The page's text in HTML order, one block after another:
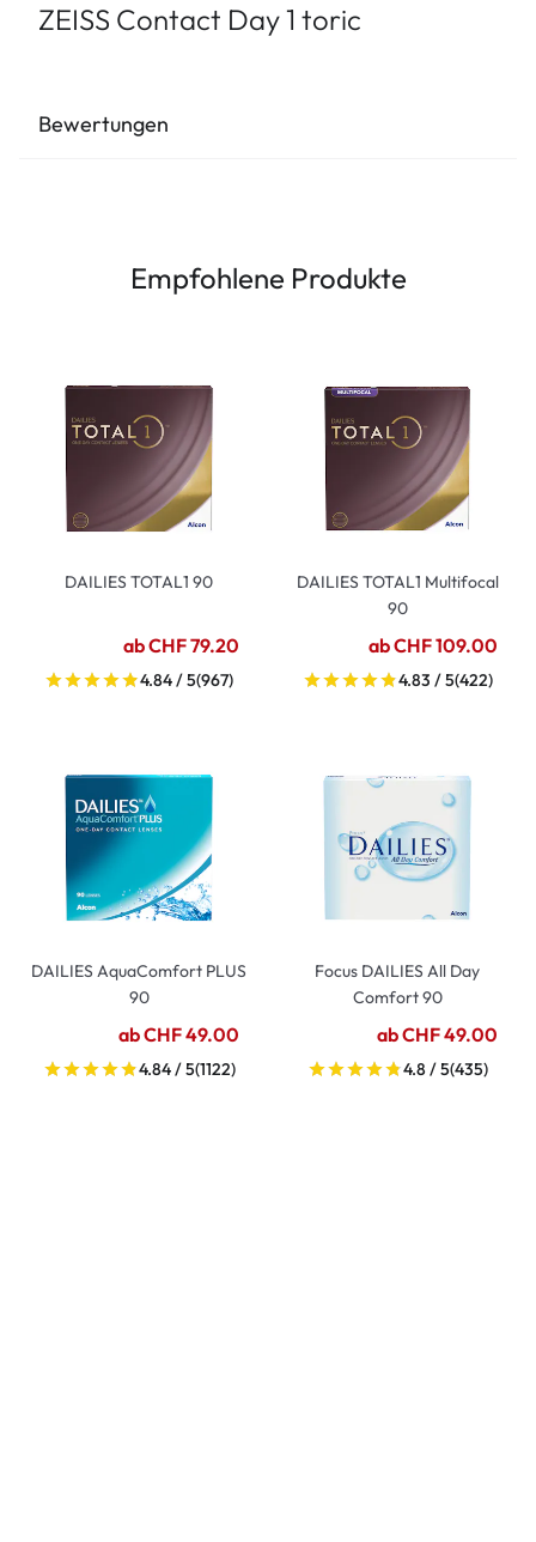
ZEISS Contact Day 1 toric
Bewertungen
Empfohlene Produkte
DAILIES TOTAL1 90
ab CHF 79.20
4.84 / 5(967)
DAILIES TOTAL1 Multifocal
90
ab CHF 109.00
4.83 / 5(422)
DAILIES AquaComfort PLUS
90
ab CHF 49.00
4.84 / 5(1122)
Focus DAILIES All Day
Comfort 90
ab CHF 49.00
4.8 / 5(435)